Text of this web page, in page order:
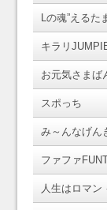
Lの魂”えるた
キラリ
お元気さまば
スポっち
み～んなげん
ファファ
人生はロマン